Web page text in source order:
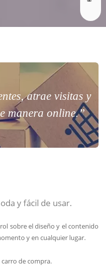
atrae visitas y
manera online.”
y fácil de usar.
sobre el diseño y el contenido
y en cualquier lugar.
de compra.